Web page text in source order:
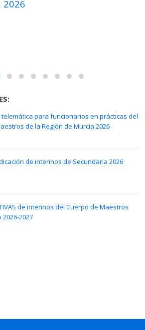
2026
para funcionarios en prácticas del
de la Región de Murcia 2026
de interinos de Secundaria 2026
de interinos del Cuerpo de Maestros
2027